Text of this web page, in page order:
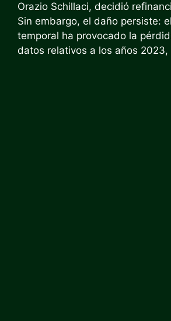
Orazio Schillaci, decidió
Sin embargo, el daño persiste:
temporal ha provocado la
datos relativos a los años